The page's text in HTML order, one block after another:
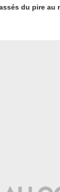
du pire au